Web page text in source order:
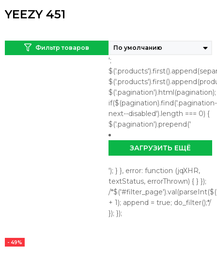
YEEZY 451
Фильтр товаров
';
$('.pagination').html(pagination);
if($(pagination).find('.pagination-
next--disabled').length === 0) {
$('.pagination').prepend('
ЗАГРУЗИТЬ ЕЩЁ
'); } }, error: function (jqXHR,
textStatus, errorThrown) { } });
/
+ 1); append = true; do_filter();*/
}); });
- 49%